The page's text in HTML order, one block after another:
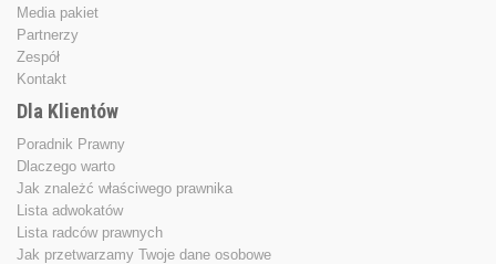
Media pakiet
Partnerzy
Zespół
Kontakt
Dla Klientów
Poradnik Prawny
Dlaczego warto
Jak znależć właściwego prawnika
Lista adwokatów
Lista radców prawnych
Jak przetwarzamy Twoje dane osobowe